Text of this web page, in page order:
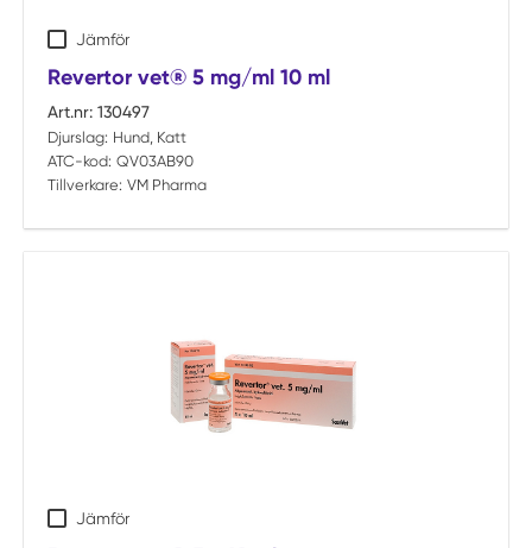
Jämför
Revertor vet® 5 mg/ml 10 ml
Art.nr: 130497
Djurslag: Hund, Katt
ATC-kod: QV03AB90
Tillverkare: VM Pharma
Jämför